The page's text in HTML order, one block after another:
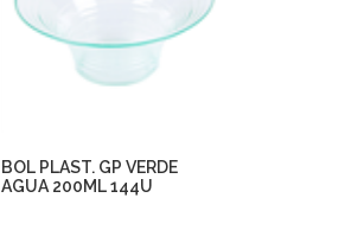
BOL PLAST. GP VERDE
AGUA 200ML 144U